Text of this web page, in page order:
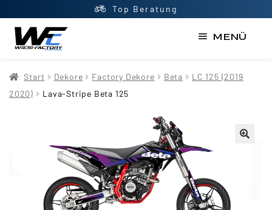
Top Beratung
MENÜ
AGB
Mein Konto
Start Dekore Factory Dekore Beta
LC 125 (2019
2020)
Lava-Stripe Beta 125